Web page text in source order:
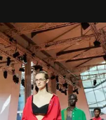
誕生的呢？又為
》帶你穿越流金